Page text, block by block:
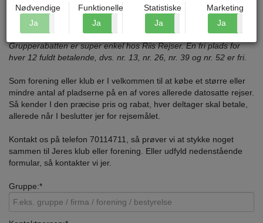
Køb en del eller alle pladser på én af vores rejser
Grupperabatten er super enkel hos Riis Rejser. Én fri plads for
hver 12 fuldt betalende, dvs. nr. 13, nr. 26, nr. 39 og nr. 52 er fri.
Som forening eller klub er I velkommen til at købe et større eller
mindre antal af pladserne på en af vores allerede datosatte rejser.
Så kender I den præcise pris og rabat, hver deltager skal betale,
allerede når I beslutter jer for rejsemålet.
Kontakt os på telefon 70114711, så prøver vi at stykke noget
sammen til Jeres klub eller forening. Eller udfyld nedenstående
formular, så kontakter vi jer.
Gruppe:*
Nødvendige
Ja
Funktionelle
Ja
Statistiske
Ja
Marketing
Ja